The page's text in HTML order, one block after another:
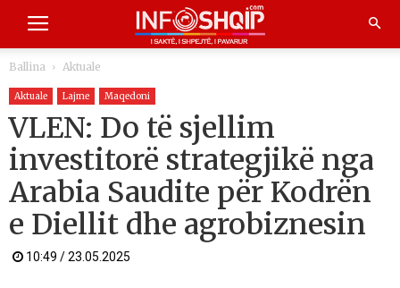
Ballina Aktuale
Aktuale Lajme Maqedoni
VLEN: Do të sjellim
investitorë strategjikë nga
Arabia Saudite për Kodrën
e Diellit dhe agrobiznesin
10:49 / 23.05.2025